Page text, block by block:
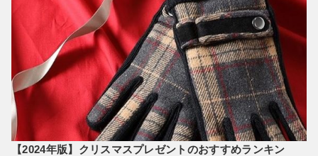
【2024年版】クリスマスプレゼントのおすすめランキン